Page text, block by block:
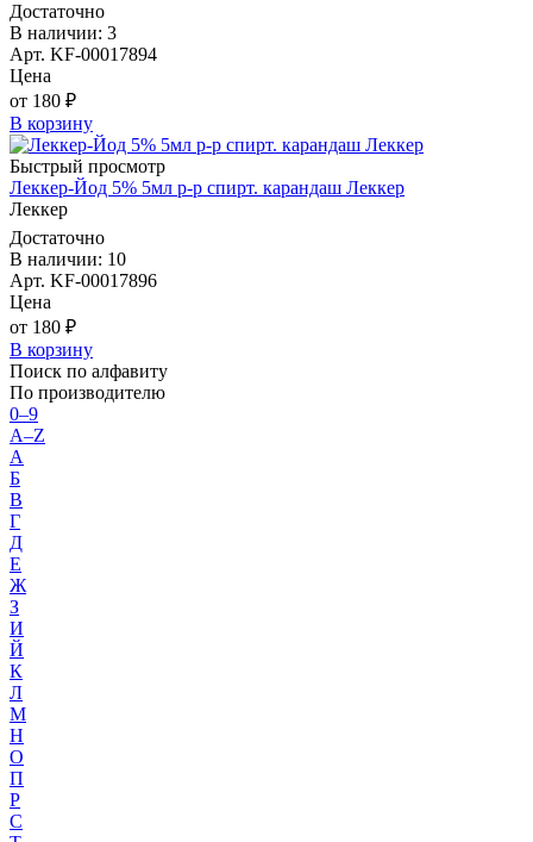
Достаточно
В наличии: 3
Арт. KF-00017894
Цена
от 180 ₽
В корзину
Быстрый просмотр
Леккер-Йод 5% 5мл р-р спирт. карандаш Леккер
Леккер
Достаточно
В наличии: 10
Арт. KF-00017896
Цена
от 180 ₽
В корзину
Поиск по алфавиту
По производителю
0–9
A–Z
А
Б
В
Г
Д
Е
Ж
З
И
Й
К
Л
М
Н
О
П
Р
С